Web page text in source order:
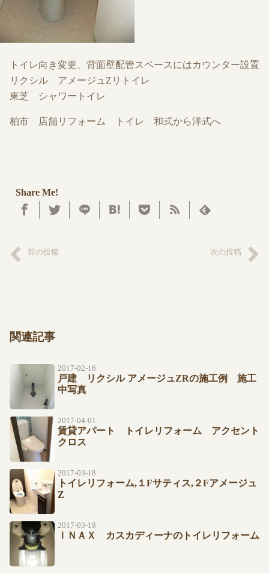
トイレ向き変更、背面壁配管スペースにはカウンター設置
リクシル アメージュZリトイレ
東芝 シャワートイレ
柏市 店舗リフォーム トイレ 和式から洋式へ
Share Me!
前の投稿 次の投稿
関連記事
2017-02-16
戸建 リクシル アメージュZRの施工例 施工
中写真
2017-04-01
賃貸アパート トイレリフォーム アクセント
クロス
2017-03-18
トイレリフォーム,１Fサティス,２Fアメージュ
Z
2017-03-18
ＩＮＡＸ カスカディーナのトイレリフォーム